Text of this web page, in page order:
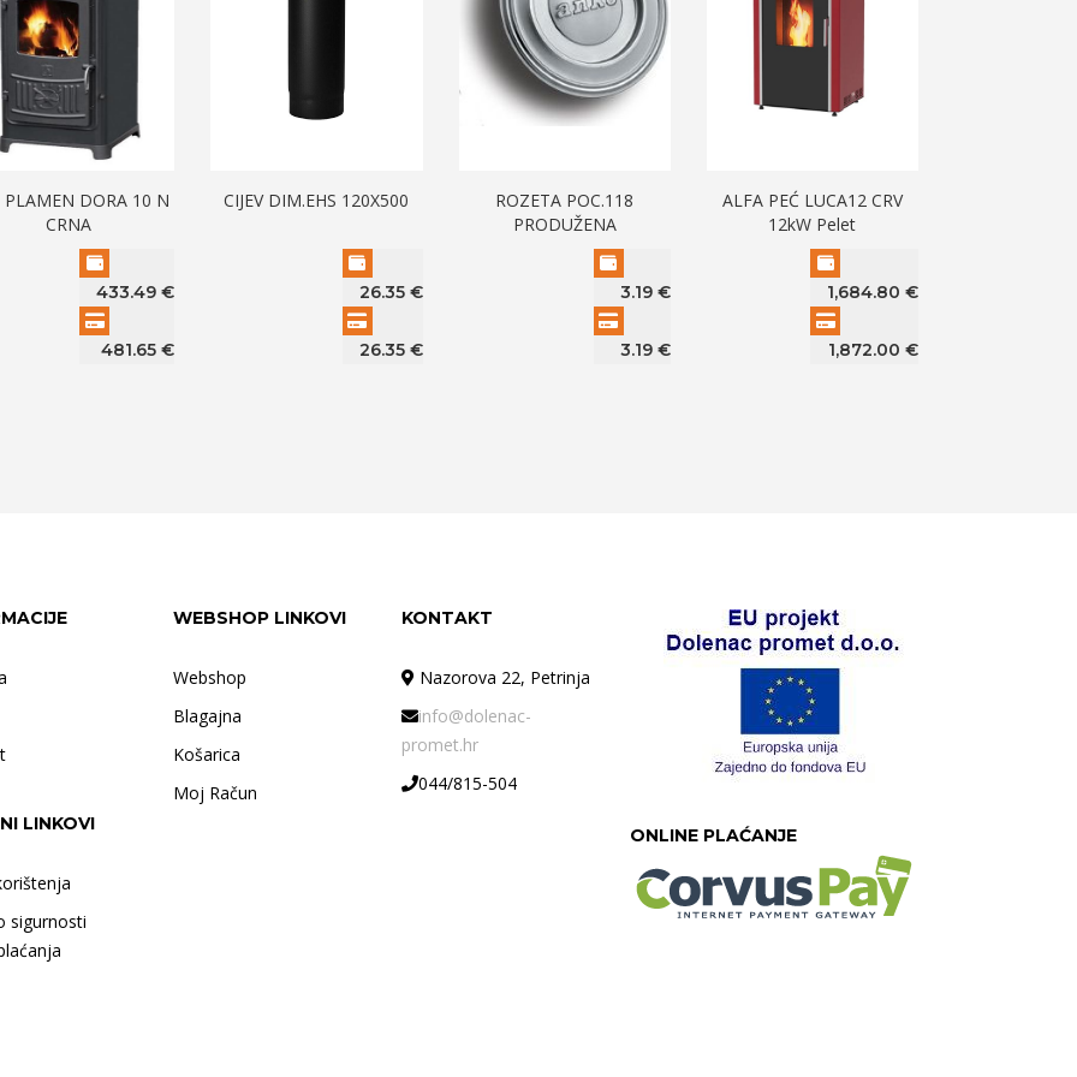
PLAMEN DORA 10 N
CRNA
433.49€
481.65€
CIJEV DIM.EHS 120X500
26.35 €
26.35 €
ROZETA POC.118
PRODUŽENA
3.19 €
3.19 €
ALFA PEĆ LUCA12 CRV
12kW Pelet
1,684.80 €
1,872.00 €
LINKOVI
sigurnosti
WEBSHOP LINKOVI
Webshop
Blagajna
Košarica
Moj Račun
KONTAKT
Nazorova 22, Petrinja
info@dolenac-
promet.hr
044/815-504
ONLINE PLAĆANJE